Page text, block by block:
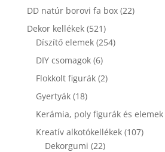
DD natúr borovi fa box 2222
Dekor kellékek 521521
termék
Díszítő elemek 254254
DIY csomagok 66
termék
Flokkolt figurák 22
Gyertyák 1818
termék
Kerámia, poly figurák és elemek
Kreatív alkotókellékek 107107
Dekorgumi 2222